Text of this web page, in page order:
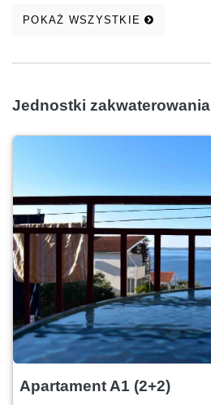
POKAŻ WSZYSTKIE
Jednostki zakwaterowania
Apartament A1 (2+2)